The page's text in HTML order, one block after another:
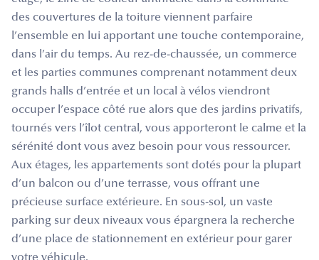
des couvertures de la toiture viennent parfaire
l’ensemble en lui apportant une touche contemporaine,
dans l’air du temps. Au rez-de-chaussée, un commerce
et les parties communes comprenant notamment deux
grands halls d’entrée et un local à vélos viendront
occuper l’espace côté rue alors que des jardins privatifs,
tournés vers l’îlot central, vous apporteront le calme et la
sérénité dont vous avez besoin pour vous ressourcer.
Aux étages, les appartements sont dotés pour la plupart
d’un balcon ou d’une terrasse, vous offrant une
précieuse surface extérieure. En sous-sol, un vaste
parking sur deux niveaux vous épargnera la recherche
d’une place de stationnement en extérieur pour garer